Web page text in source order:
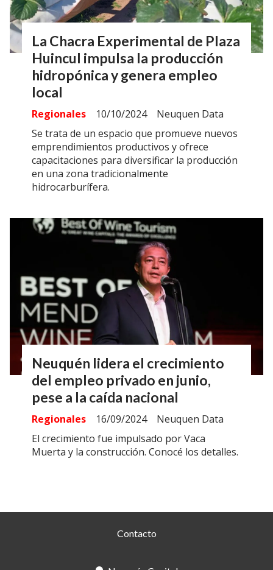
La Chacra Experimental de Plaza
Huincul impulsa la producción
hidropónica y genera empleo
local
Neuquen Data
Regionales
10/10/2024
Se trata de un espacio que promueve nuevos
emprendimientos productivos y ofrece
capacitaciones para diversificar la producción
en una zona tradicionalmente
hidrocarburífera.
Neuquén lidera el crecimiento
del empleo privado en junio,
pese a la caída nacional
Neuquen Data
Regionales
16/09/2024
El crecimiento fue impulsado por Vaca
Muerta y la construcción. Conocé los detalles.
Contacto